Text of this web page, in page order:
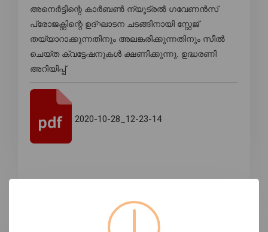
അനെർട്ടിന്റെ കാർബൺ ന്യൂട്രൽ ഗവേണൻസ്
പ്രോജക്റ്റിന്റെ ഉദ്ഘാടന ചടങ്ങിനായി സ്റ്റേജ്
തയ്യാറാക്കുന്നതിനും അലങ്കരിക്കുന്നതിനും സീൽ
ചെയ്ത ക്വട്ടേഷനുകൾ ക്ഷണിക്കുന്നു. ഉദ്ധരണി
അറിയിപ്പ്
2020-10-28_12-23-14